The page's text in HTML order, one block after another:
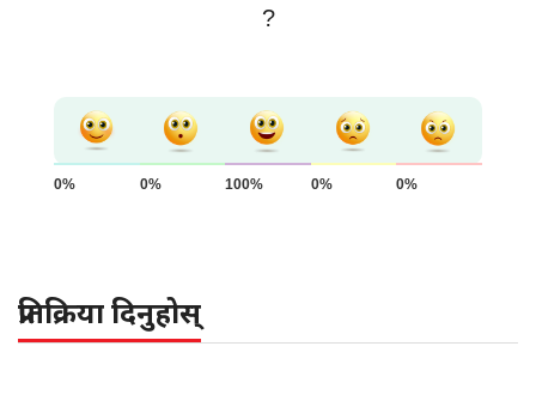
?
0% 0% 100% 0% 0%
प्रतिक्रिया दिनुहोस्